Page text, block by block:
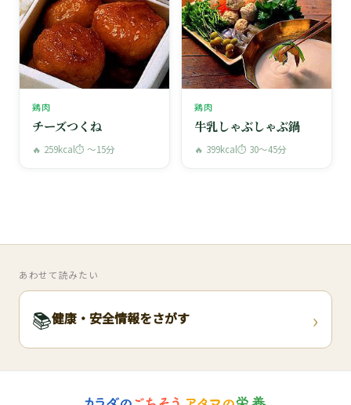
鶏肉
チーズつくね
🔥 259kcal⏱ 〜15分
鶏肉
牛乳しゃぶしゃぶ鍋
🔥 399kcal⏱ 30〜45分
あわせて読みたい
📚健康・安全情報をさがす ›